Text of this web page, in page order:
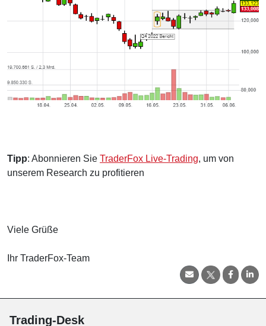
Tipp: Abonnieren Sie TraderFox Live-Trading, um von
unserem Research zu profitieren
Viele Grüße
Ihr TraderFox-Team
Trading-Desk